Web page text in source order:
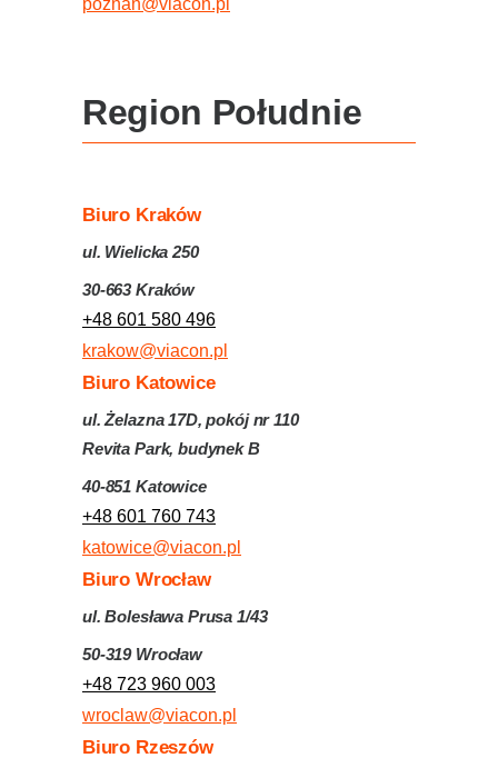
poznan@viacon.pl
Region Południe
Biuro Kraków
ul. Wielicka 250
30-663 Kraków
+48 601 580 496
krakow@viacon.pl
Biuro Katowice
ul. Żelazna 17D, pokój nr 110
Revita Park, budynek B
40-851 Katowice
+48 601 760 743
katowice@viacon.pl
Biuro Wrocław
ul. Bolesława Prusa 1/43
50-319 Wrocław
+48 723 960 003
wroclaw@viacon.pl
Biuro Rzeszów